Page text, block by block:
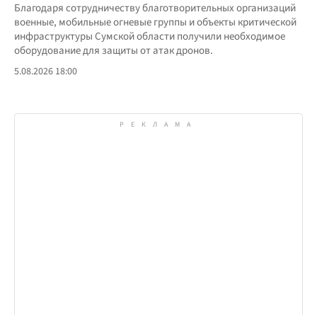
Благодаря сотрудничеству благотворительных организаций
военные, мобильные огневые группы и объекты критической
инфраструктуры Сумской области получили необходимое
оборудование для защиты от атак дронов.
5.08.2026 18:00